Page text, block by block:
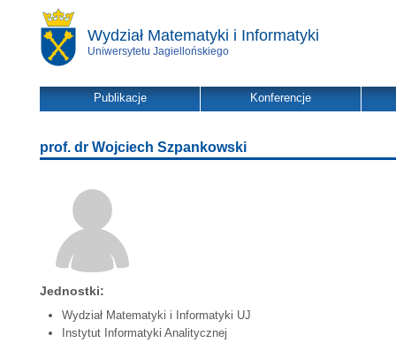
Wydział Matematyki i Informatyki
Uniwersytetu Jagiellońskiego
Publikacje Konferencje
prof. dr Wojciech Szpankowski
Jednostki:
Wydział Matematyki i Informatyki UJ
Instytut Informatyki Analitycznej